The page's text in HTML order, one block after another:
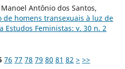
Antônio dos Santos,
homens transexuais à luz de
Estudos Feministas: v. 30 n. 2
76 77 78 79 80 81 82 > >>